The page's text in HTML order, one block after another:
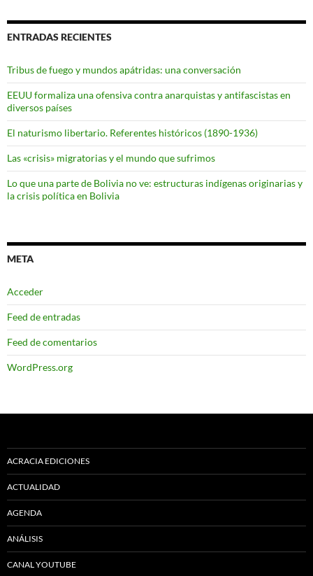
ENTRADAS RECIENTES
Tribus de fuego y mundos apátridas: una conversación
EEUU formaliza una ofensiva contra anarquistas y antifascistas en
diversos países
El naturismo libertario. Referentes históricos (1890-1936)
Las «crisis» migratorias y el mundo que sufrimos
Lo que una parte de Bolivia no ve: estructuras indígenas originarias y
la crisis política en Bolivia
META
Acceder
Feed de entradas
Feed de comentarios
WordPress.org
ACRACIA EDICIONES
ACTUALIDAD
AGENDA
ANÁLISIS
CANAL YOUTUBE